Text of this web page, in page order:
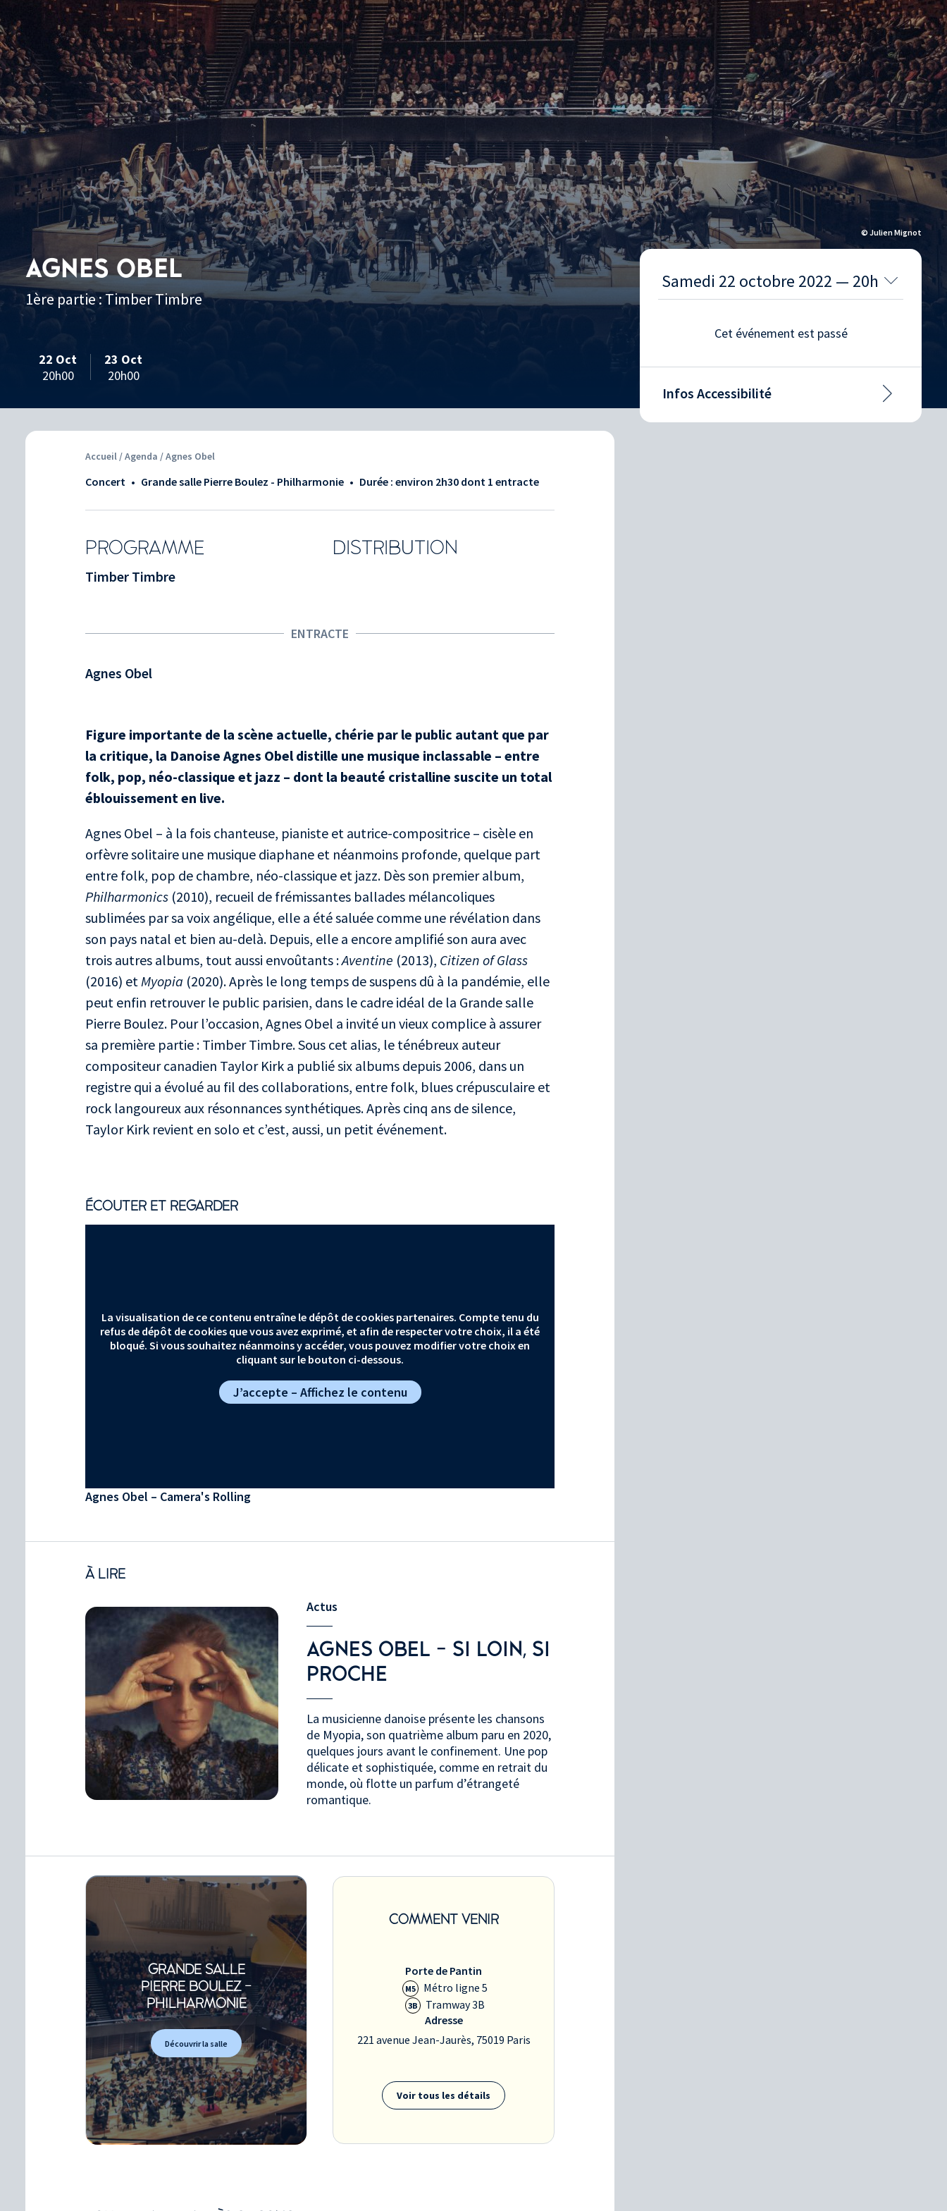
© Julien Mignot
AGNES OBEL
1ère partie : Timber Timbre
22 Oct
20h00
23 Oct
20h00
Accueil /Agenda / Agnes Obel
Concert • Grande salle Pierre Boulez - Philharmonie • Durée : environ 2h30 dont 1 entracte
PROGRAMME DISTRIBUTION
Timber Timbre
ENTRACTE
Agnes Obel
Figure importante de la scène actuelle, chérie par le public autant que par
la critique, la Danoise Agnes Obel distille une musique inclassable – entre
folk, pop, néo-classique et jazz – dont la beauté cristalline suscite un total
éblouissement en live.
Agnes Obel – à la fois chanteuse, pianiste et autrice-compositrice – cisèle en
orfèvre solitaire une musique diaphane et néanmoins profonde, quelque part
entre folk, pop de chambre, néo-classique et jazz. Dès son premier album,
Philharmonics (2010), recueil de frémissantes ballades mélancoliques
sublimées par sa voix angélique, elle a été saluée comme une révélation dans
son pays natal et bien au-delà. Depuis, elle a encore amplifié son aura avec
trois autres albums, tout aussi envoûtants :Aventine (2013), Citizen of Glass
(2016) et Myopia (2020). Après le long temps de suspens dû à la pandémie, elle
peut enfin retrouver le public parisien, dans le cadre idéal de la Grande salle
Pierre Boulez. Pour l’occasion, Agnes Obel a invité un vieux complice à assurer
sa première partie : Timber Timbre. Sous cet alias, le ténébreux auteur
compositeur canadien Taylor Kirk a publié six albums depuis 2006, dans un
registre qui a évolué au fil des collaborations, entre folk, blues crépusculaire et
rock langoureux aux résonnances synthétiques. Après cinq ans de silence,
Taylor Kirk revient en solo et c’est, aussi, un petit événement.
ÉCOUTER ET REGARDER
La visualisation de ce contenu entraîne le dépôt de cookies partenaires. Compte tenu du
refus de dépôt de cookies que vous avez exprimé, et afin de respecter votre choix, il a été
bloqué. Si vous souhaitez néanmoins y accéder, vous pouvez modifier votre choix en
cliquant sur le bouton ci-dessous.
J’accepte – Affichez le contenu
Agnes Obel – Camera's Rolling
À LIRE
Actus
AGNES OBEL - SI LOIN, SI
PROCHE
La musicienne danoise présente les chansons
de Myopia, son quatrième album paru en 2020,
quelques jours avant le confinement. Une pop
délicate et sophistiquée, comme en retrait du
monde, où flotte un parfum d’étrangeté
romantique.
GRANDE SALLE
PIERRE BOULEZ -
PHILHARMONIE
Découvrir la salle
COMMENT VENIR
Porte de Pantin
M5 Métro ligne 5
3B
Tramway 3B
Adresse
221 avenue Jean-Jaurès, 75019 Paris
Voir tous les détails
Cet événement est passé
Infos Accessibilité